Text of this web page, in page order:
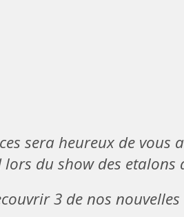
sera heureux de vous
lors du show des etalons
3 de nos